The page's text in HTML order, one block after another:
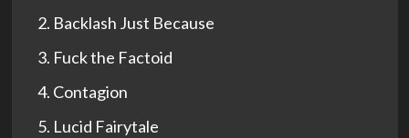
Backlash Just Because
Fuck the Factoid
Contagion
Lucid Fairytale